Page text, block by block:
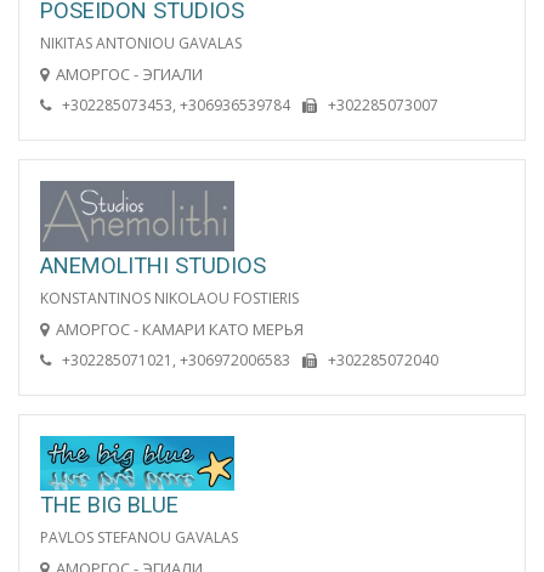
POSEIDON STUDIOS
NIKITAS ANTONIOU GAVALAS
АМОРГОС - ЭГИАЛИ
+302285073453, +306936539784 +302285073007
ANEMOLITHI STUDIOS
KONSTANTINOS NIKOLAOU FOSTIERIS
АМОРГОС - КАМАРИ КАТО МЕРЬЯ
+302285071021, +306972006583 +302285072040
THE BIG BLUE
PAVLOS STEFANOU GAVALAS